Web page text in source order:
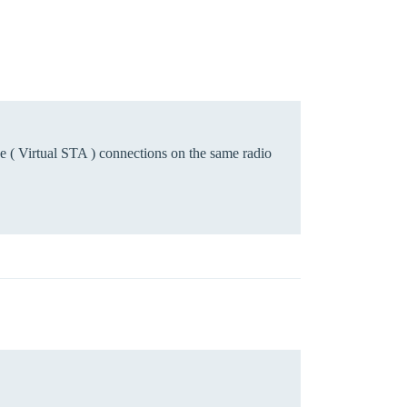
Virtual STA ) connections on the same radio